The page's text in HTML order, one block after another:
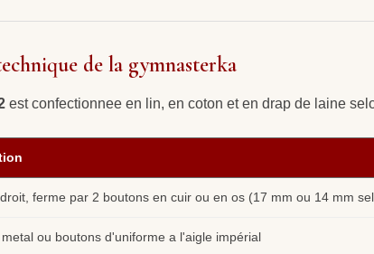
de la gymnasterka
est confectionnee en lin, en coton et en drap de laine
ferme par 2 boutons en cuir ou en os (17 mm ou 14 mm
ou boutons d'uniforme a l'aigle impérial